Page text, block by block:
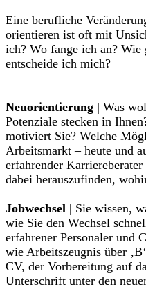
Eine berufliche
orientieren ist oft mit
ich? Wo fange ich an?
entscheide ich mich?
Neuorientierung | Was
Potenziale stecken in
motiviert Sie? Welche
Arbeitsmarkt – heute und
erfahrender
dabei herauszufinden,
Jobwechsel | Sie wissen,
wie Sie den Wechsel
erfahrener Personaler und
wie Arbeitszeugnis über
CV, der Vorbereitung auf
Unterschrift unter den